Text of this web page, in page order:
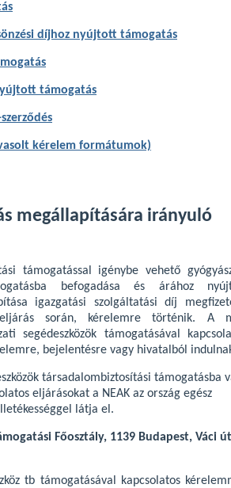
díjhoz nyújtott támogatás
támogatás
kérelem formátumok)
megállapítására irányuló
támogatással igénybe vehető
befogadása és árához
igazgatási szolgáltatási díj
során, kérelemre történik. A
segédeszközök támogatásával
bejelentésre vagy hivatalból
társadalombiztosítási támogatásba
eljárásokat a NEAK az ország egész
látja el.
Főosztály, 1139 Budapest, Váci út
tb támogatásával kapcsolatos